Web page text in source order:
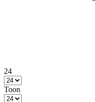
24
Toon